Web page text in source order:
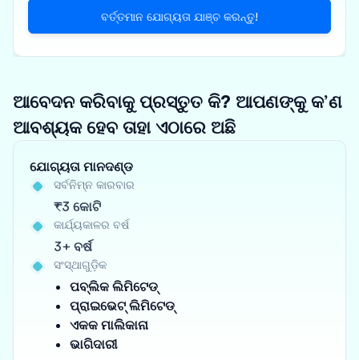
ବର୍ତ୍ତମାନ ଯୋଗ୍ୟତା ଯାଞ୍ଚ କରନ୍ତୁ!
ଆବେଦନ କରିବାକୁ ପ୍ରସ୍ତୁତ କି? ଆପଣଙ୍କୁ କ’ଣ
ଆବଶ୍ୟକ ହେବ ତାହା ଏଠାରେ ଅଛି
ଯୋଗ୍ୟତା ମାନଦଣ୍ଡ
ସର୍ବନିମ୍ନ କାରବାର
₹3 କୋଟି
କାର୍ଯ୍ୟକାଳର ବର୍ଷ
3+ ବର୍ଷ
ସଂସ୍ଥାଗୁଡ଼ିକ
ପବ୍ଲିକ ଲିମିଟେଡ୍
ପ୍ରାଇଭେଟ୍ ଲିମିଟେଡ୍
ଏକକ ମାଲିକାନା
ଭାଗିଦାରୀ